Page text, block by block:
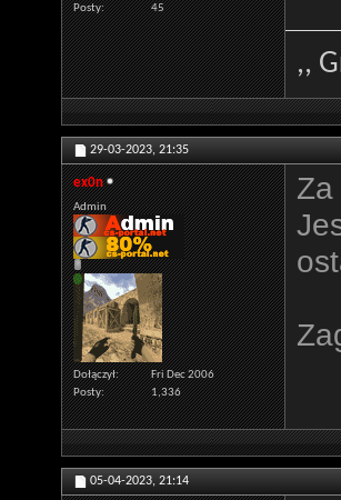
Posty
45
,,
29-03-2023, 21:35
ex0n
Admin
Dołączył
Fri Dec 2006
Posty
1,336
05-04-2023, 21:14